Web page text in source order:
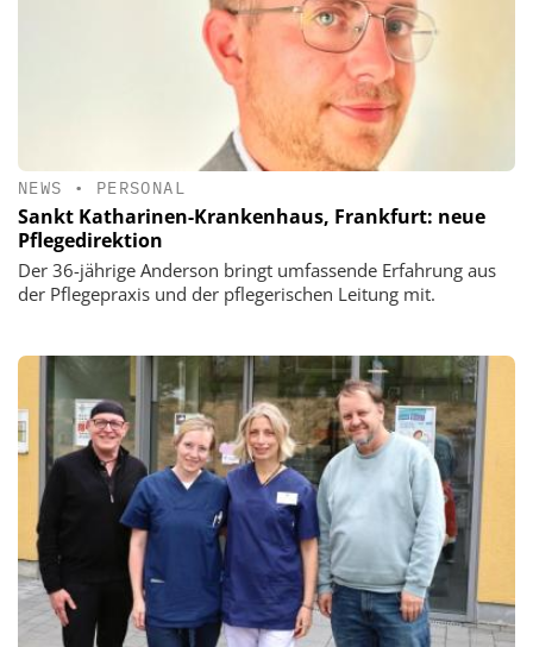
NEWS • PERSONAL
Sankt Katharinen-Krankenhaus, Frankfurt: neue
Pflegedirektion
Der 36-jährige Anderson bringt umfassende Erfahrung aus
der Pflegepraxis und der pflegerischen Leitung mit.